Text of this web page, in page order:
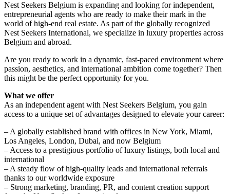
Nest Seekers Belgium is expanding and looking for independent,
entrepreneurial agents who are ready to make their mark in the
world of high-end real estate. As part of the globally recognized
Nest Seekers International, we specialize in luxury properties across
Belgium and abroad.
Are you ready to work in a dynamic, fast-paced environment where
passion, aesthetics, and international ambition come together? Then
this might be the perfect opportunity for you.
What we offer
As an independent agent with Nest Seekers Belgium, you gain
access to a unique set of advantages designed to elevate your career:
– A globally established brand with offices in New York, Miami,
Los Angeles, London, Dubai, and now Belgium
– Access to a prestigious portfolio of luxury listings, both local and
international
– A steady flow of high-quality leads and international referrals
thanks to our worldwide exposure
– Strong marketing, branding, PR, and content creation support